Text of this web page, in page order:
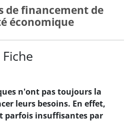
de financement de
économique
Fiche
n'ont pas toujours la
leurs besoins. En effet,
parfois insuffisantes par